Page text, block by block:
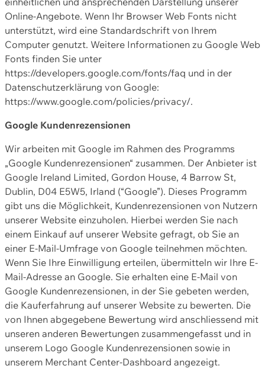
Online-Angebote. Wenn Ihr Browser Web Fonts nicht
unterstützt, wird eine Standardschrift von Ihrem
Computer genutzt. Weitere Informationen zu Google Web
Fonts finden Sie unter
https://developers.google.com/fonts/faq und in der
Datenschutzerklärung von Google:
https://www.google.com/policies/privacy/.
Google Kundenrezensionen
Wir arbeiten mit Google im Rahmen des Programms
„Google Kundenrezensionen“ zusammen. Der Anbieter ist
Google Ireland Limited, Gordon House, 4 Barrow St,
Dublin, D04 E5W5, Irland (“Google”). Dieses Programm
gibt uns die Möglichkeit, Kundenrezensionen von Nutzern
unserer Website einzuholen. Hierbei werden Sie nach
einem Einkauf auf unserer Website gefragt, ob Sie an
einer E-Mail-Umfrage von Google teilnehmen möchten.
Wenn Sie Ihre Einwilligung erteilen, übermitteln wir Ihre E-
Mail-Adresse an Google. Sie erhalten eine E-Mail von
Google Kundenrezensionen, in der Sie gebeten werden,
die Kauferfahrung auf unserer Website zu bewerten. Die
von Ihnen abgegebene Bewertung wird anschliessend mit
unseren anderen Bewertungen zusammengefasst und in
unserem Logo Google Kundenrezensionen sowie in
unserem Merchant Center-Dashboard angezeigt.